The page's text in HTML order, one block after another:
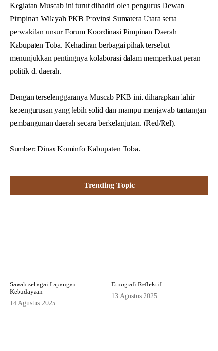
Kegiatan Muscab ini turut dihadiri oleh pengurus Dewan
Pimpinan Wilayah PKB Provinsi Sumatera Utara serta
perwakilan unsur Forum Koordinasi Pimpinan Daerah
Kabupaten Toba. Kehadiran berbagai pihak tersebut
menunjukkan pentingnya kolaborasi dalam memperkuat peran
politik di daerah.
Dengan terselenggaranya Muscab PKB ini, diharapkan lahir
kepengurusan yang lebih solid dan mampu menjawab tantangan
pembangunan daerah secara berkelanjutan. (Red/Rel).
Sumber: Dinas Kominfo Kabupaten Toba.
Trending Topic
Sawah sebagai Lapangan
Kebudayaan
14 Agustus 2025
Etnografi Reflektif
13 Agustus 2025